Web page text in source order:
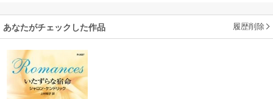
あなたがチェックした作品 履歴削除